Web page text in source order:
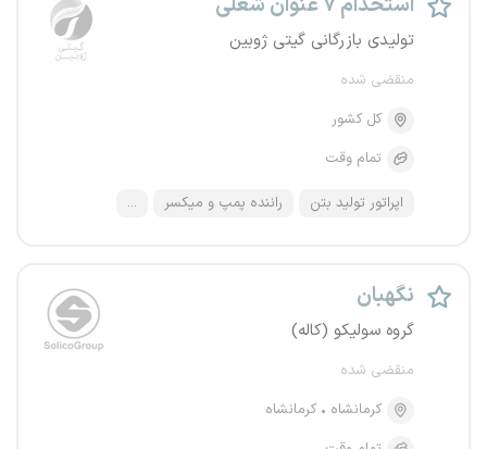
تولیدی بازرگانی گیتی ژوبین
منقضی شده
کل کشور
تمام وقت
اپراتور تولید بتن راننده پمپ و میکسر ...
نگهبان
گروه سولیکو (کاله)
منقضی شده
کرمانشاه
کرمانشاه